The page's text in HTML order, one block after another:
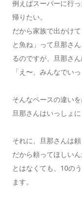
例えばスーパーに行
帰りたい。
だから家族で出かけ
と魚ね」って旦那さ
るのですが、旦那さ
「え〜、みんなでい
そんなペースの違いを
旦那さんはいっしょ
それに、旦那さんは
だから頼ってほしい
とはなくても、10の
ます。